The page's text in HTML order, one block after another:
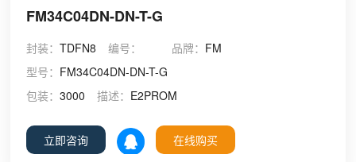
FM34C04DN-DN-T-G
封装：TDFN8 编号： 品牌： FM
型号： FM34C04DN-DN-T-G
包装：3000 描述： E2PROM
立即咨询 在线购买